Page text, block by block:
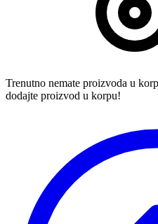
Trenutno nemate proizvoda u
dodajte proizvod u korpu!